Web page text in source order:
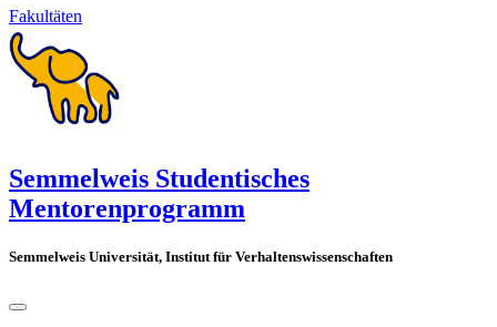
Fakultäten
Semmelweis Studentisches
Mentorenprogramm
Semmelweis Universität, Institut für Verhaltenswissenschaften